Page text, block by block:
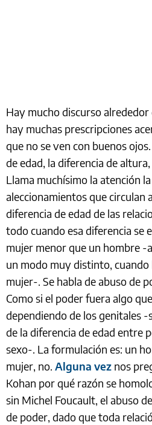
Hay mucho discurso
hay muchas prescripciones
que no se ven con buenos
de edad, la diferencia de
Llama muchísimo la atención
aleccionamientos que circulan
diferencia de edad de las
todo cuando esa diferencia se
mujer menor que un hombre -
un modo muy distinto, cuando
mujer-. Se habla de abuso de
Como si el poder fuera algo
dependiendo de los genitales
de la diferencia de edad entre
sexo-. La formulación es: un
mujer, no. Alguna vez nos
Kohan por qué razón se
sin Michel Foucault, el abuso
de poder, dado que toda